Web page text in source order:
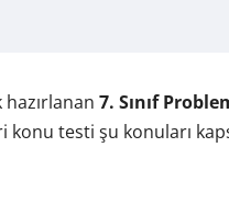
7. Sınıf
testi şu konuları